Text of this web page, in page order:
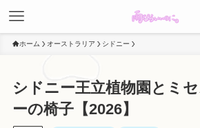
ホーム オーストラリア シドニー
シドニー王立植物園とミ
ーの椅子【2026】